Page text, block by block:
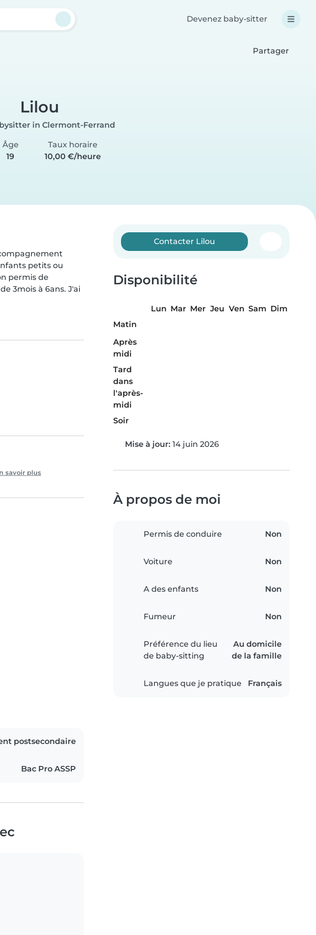
Devenez baby-sitter
Partager
Lilou
in Clermont-Ferrand
Âge
19
Taux horaire
10,00 €/heure
petits ou
permis de
3mois à 6ans. J'ai
savoir plus
Contacter Lilou
Disponibilité
Lun Mar Mer Jeu Ven Sam Dim
Matin
Après
midi
Tard
dans
l'après-
midi
Soir
Mise à jour: 14 juin 2026
À propos de moi
Permis de conduire Non
Voiture Non
A des enfants Non
Fumeur Non
Préférence du lieu
de baby-sitting
Au domicile
de la famille
Langues que je pratique Français
postsecondaire
Bac Pro ASSP